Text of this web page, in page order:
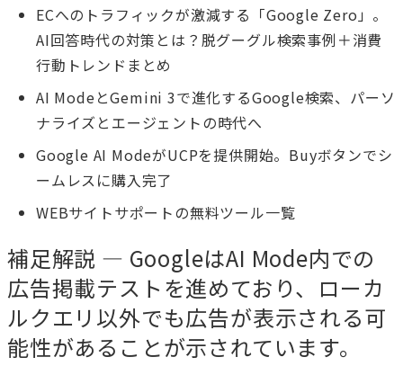
ECへのトラフィックが激減する「Google Zero」。
AI回答時代の対策とは？脱グーグル検索事例＋消費
行動トレンドまとめ
AI ModeとGemini 3で進化するGoogle検索、パーソ
ナライズとエージェントの時代へ
Google AI ModeがUCPを提供開始。Buyボタンでシ
ームレスに購入完了
WEBサイトサポートの無料ツール一覧
補足解説 — GoogleはAI Mode内での
広告掲載テストを進めており、ローカ
ルクエリ以外でも広告が表示される可
能性があることが示されています。